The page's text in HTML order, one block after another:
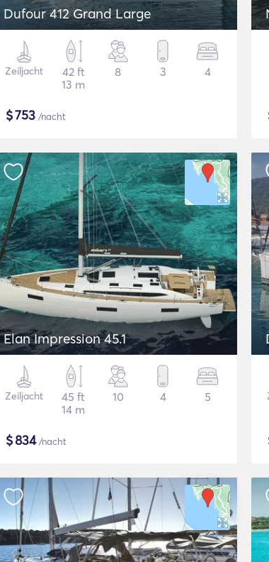
Dufour 412 Grand Large
Zeiljacht
42 ft
13 m
8 3 4
$753 /nacht
Elan Impression 45.1
Zeiljacht
45 ft
14 m
10 4 5
$834/nacht